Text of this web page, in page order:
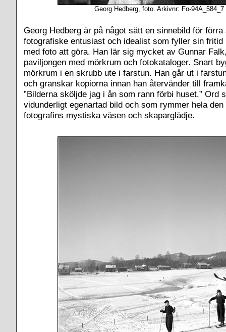
Georg Hedberg, foto. Arkivnr: Fo-94A_584_7
Georg Hedberg är på något sätt en sinnebild för
fotografiske entusiast och idealist som fyller sin fritid
med foto att göra. Han lär sig mycket av Gunnar
paviljongen med mörkrum och fotokataloger. Snart
mörkrum i en skrubb ute i farstun. Han går ut i
och granskar kopiorna innan han återvänder till
”Bilderna sköljde jag i ån som rann förbi huset.” Ord
vidunderligt egenartad bild och som rymmer hela
fotografins mystiska väsen och skaparglädje.